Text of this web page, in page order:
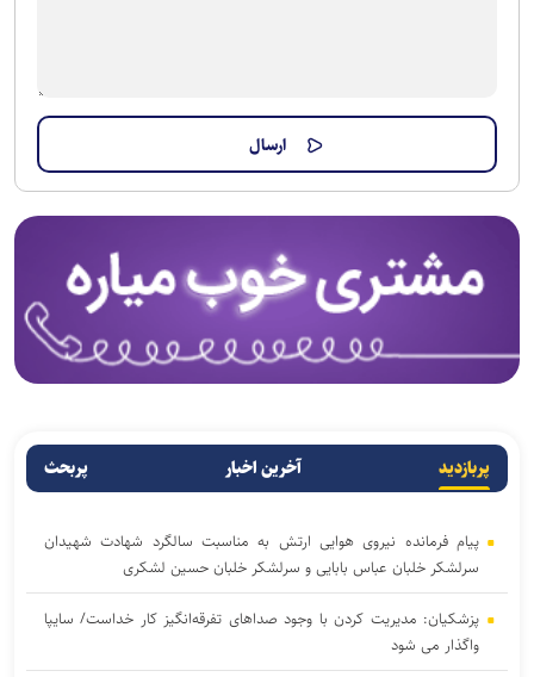
پربازدید آخرین اخبار پربحث
پیام فرمانده نیروی هوایی ارتش به مناسبت سالگرد شهادت شهیدان
سرلشکر خلبان عباس بابایی و سرلشکر خلبان حسین لشکری
پزشکیان: مدیریت کردن با وجود صداهای تفرقه‌انگیز کار خداست/ سایپا
واگذار می شود